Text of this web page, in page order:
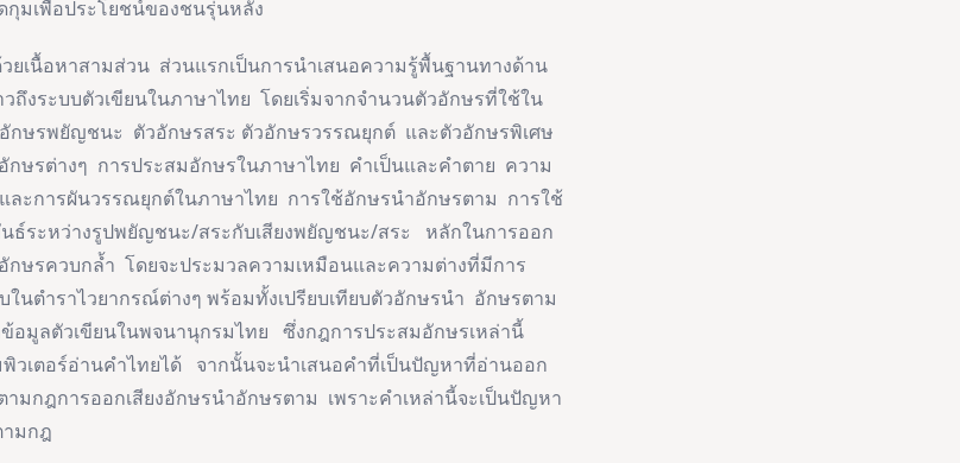
กุมเพื่อประโยชน์ของชนรุ่นหลัง
อหาสามส่วน ส่วนแรกเป็นการนำเสนอความรู้พื้นฐานทางด้าน
งระบบตัวเขียนในภาษาไทย โดยเริ่มจากจำนวนตัวอักษรที่ใช้ใน
กษรพยัญชนะ ตัวอักษรสระ ตัวอักษรวรรณยุกต์ และตัวอักษรพิเศษ
กษรต่างๆ การประสมอักษรในภาษาไทย คำเป็นและคำตาย ความ
ะการผันวรรณยุกต์ในภาษาไทย การใช้อักษรนำอักษรตาม การใช้
ระหว่างรูปพยัญชนะ/สระกับเสียงพยัญชนะ/สระ หลักในการออก
กษรควบกล้ำ โดยจะประมวลความเหมือนและความต่างที่มีการ
ในตำราไวยากรณ์ต่างๆ พร้อมทั้งเปรียบเทียบตัวอักษรนำ อักษรตาม
อมูลตัวเขียนในพจนานุกรมไทย ซึ่งกฎการประสมอักษรเหล่านี้
วเตอร์อ่านคำไทยได้ จากนั้นจะนำเสนอคำที่เป็นปัญหาที่อ่านออก
ามกฎการออกเสียงอักษรนำอักษรตาม เพราะคำเหล่านี้จะเป็นปัญหา
มกฎ